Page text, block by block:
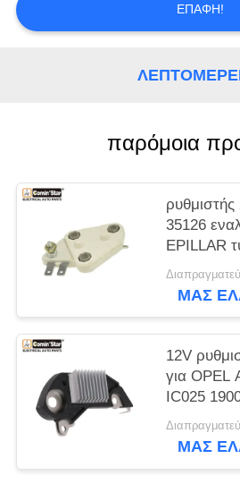
SITEMAP
ΕΠΑΦΉ!
παρόμοια
35126
EPILLAR τυποποιημένο
μέγεθος
ΜΑΣ
12V
για OPEL
IC025
10479947
ΜΑΣ